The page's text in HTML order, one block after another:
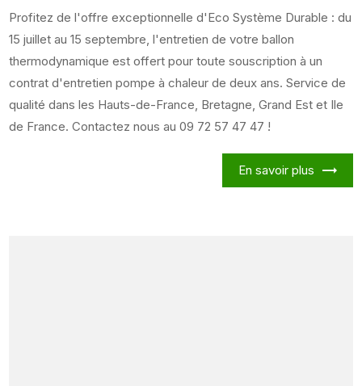
Profitez de l'offre exceptionnelle d'Eco Système Durable : du
15 juillet au 15 septembre, l'entretien de votre ballon
thermodynamique est offert pour toute souscription à un
contrat d'entretien pompe à chaleur de deux ans. Service de
qualité dans les Hauts-de-France, Bretagne, Grand Est et Ile
de France. Contactez nous au 09 72 57 47 47 !
En savoir plus